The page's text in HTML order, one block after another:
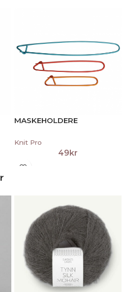
MASKEHOLDERE
Knit Pro
49kr